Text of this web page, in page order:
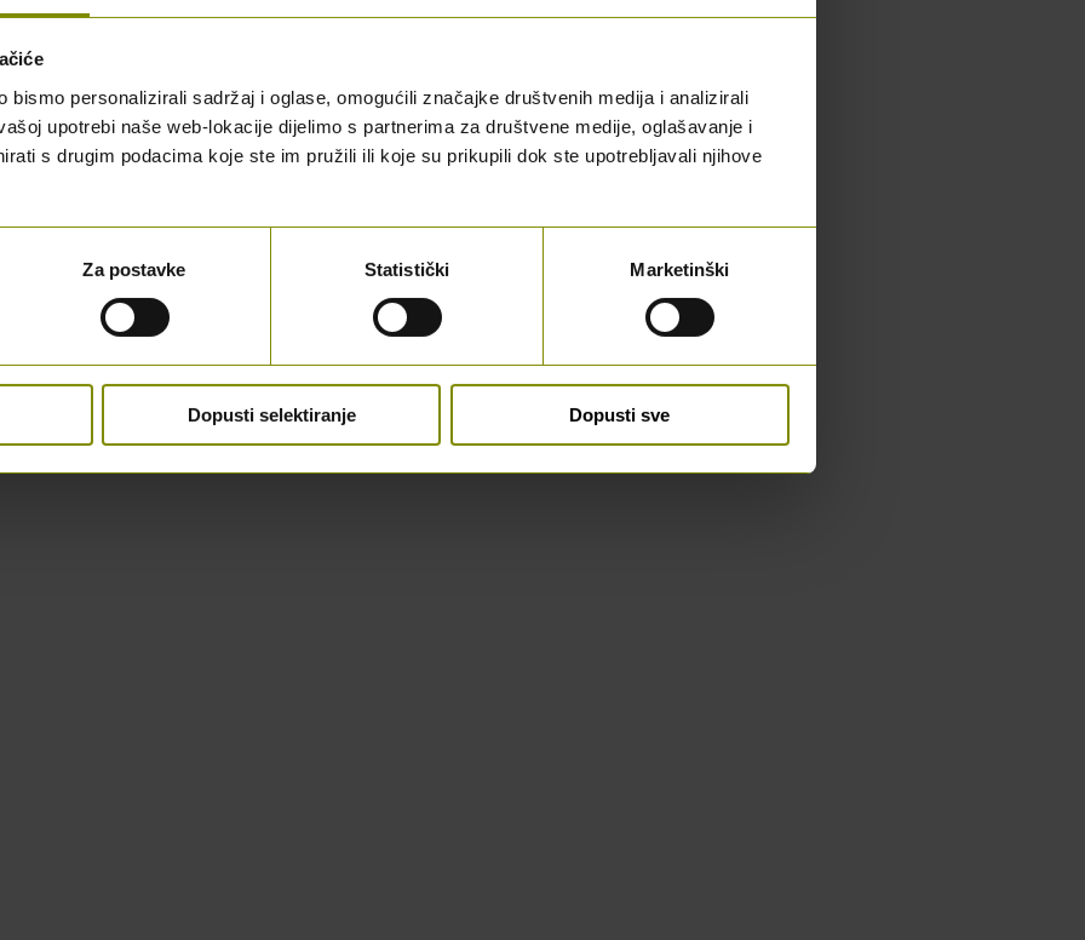
bismo personalizirali sadržaj i oglase, omogućili značajke društvenih medija i analizirali
upotrebi naše web-lokacije dijelimo s partnerima za društvene medije, oglašavanje i
s drugim podacima koje ste im pružili ili koje su prikupili dok ste upotrebljavali njihove
Za postavke Statistički Marketinški
Dopusti selektiranje Dopusti sve
Hrvatskoj